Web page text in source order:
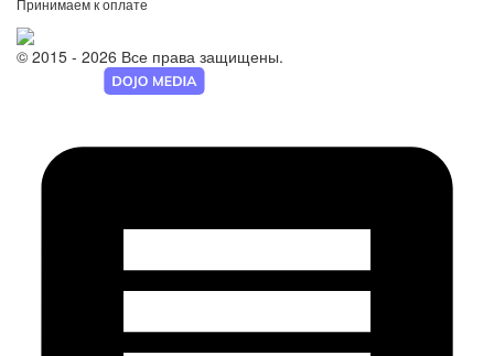
Принимаем к оплате
© 2015 - 2026 Все права защищены.